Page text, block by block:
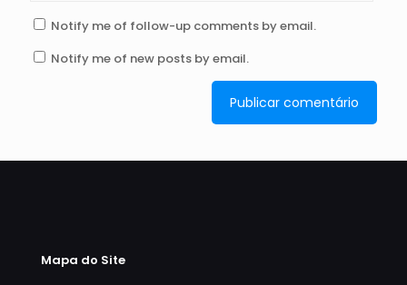
Notify me of follow-up comments by email.
Notify me of new posts by email.
Mapa do Site